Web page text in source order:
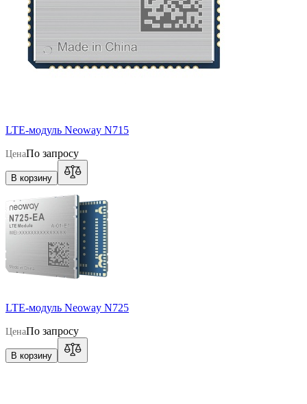
LTE-модуль Neoway N715
ЦенаПо запросу
В корзину
LTE-модуль Neoway N725
ЦенаПо запросу
В корзину